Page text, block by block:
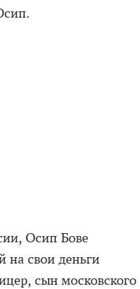
Осип Бове
на свои деньги
сын московского